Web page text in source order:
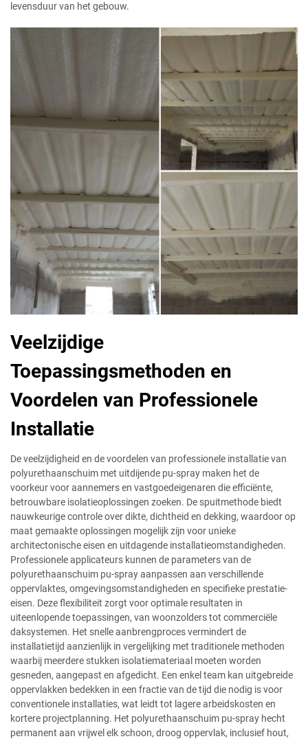
levensduur van het gebouw.
Veelzijdige
Toepassingsmethoden en
Voordelen van Professionele
Installatie
De veelzijdigheid en de voordelen van professionele installatie van
polyurethaanschuim met uitdijende pu-spray maken het de
voorkeur voor aannemers en vastgoedeigenaren die efficiënte,
betrouwbare isolatieoplossingen zoeken. De spuitmethode biedt
nauwkeurige controle over dikte, dichtheid en dekking, waardoor op
maat gemaakte oplossingen mogelijk zijn voor unieke
architectonische eisen en uitdagende installatieomstandigheden.
Professionele applicateurs kunnen de parameters van de
polyurethaanschuim pu-spray aanpassen aan verschillende
oppervlaktes, omgevingsomstandigheden en specifieke prestatie-
eisen. Deze flexibiliteit zorgt voor optimale resultaten in
uiteenlopende toepassingen, van woonzolders tot commerciële
daksystemen. Het snelle aanbrengproces vermindert de
installatietijd aanzienlijk in vergelijking met traditionele methoden
waarbij meerdere stukken isolatiemateriaal moeten worden
gesneden, aangepast en afgedicht. Een enkel team kan uitgebreide
oppervlakken bedekken in een fractie van de tijd die nodig is voor
conventionele installaties, wat leidt tot lagere arbeidskosten en
kortere projectplanning. Het polyurethaanschuim pu-spray hecht
permanent aan vrijwel elk schoon, droog oppervlak, inclusief hout,